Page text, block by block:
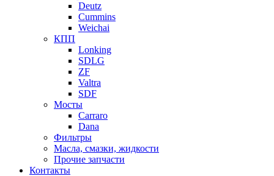
Deutz
Cummins
Weichai
КПП
Lonking
SDLG
ZF
Valtra
SDF
Мосты
Carraro
Dana
Фильтры
Масла, смазки, жидкости
Прочие запчасти
Контакты